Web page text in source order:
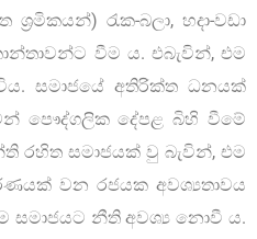
රැක-බලා, හදා-වඩා
වීම ය. එබැවින්, එම
සමාජයේ අතිරික්ත ධනයක්
පෞද්ගලික දේපළ බිහි වීමේ
රහිත සමාජයක් වු බැවින්, එම
වන රජයක අවශ්‍යතාවය
සමාජයට නීති අවශ්‍ය නොවී ය.